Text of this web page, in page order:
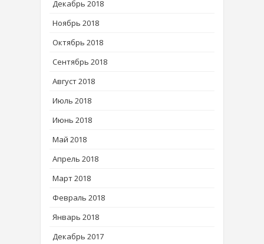
Декабрь 2018
Ноябрь 2018
Октябрь 2018
Сентябрь 2018
Август 2018
Июль 2018
Июнь 2018
Май 2018
Апрель 2018
Март 2018
Февраль 2018
Январь 2018
Декабрь 2017